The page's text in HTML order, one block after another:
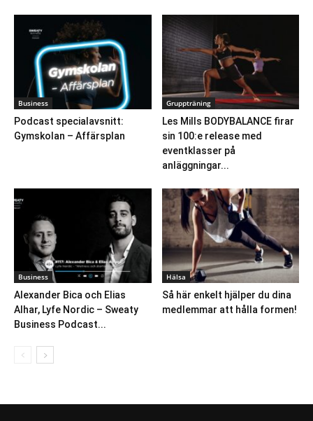
Business
Podcast specialavsnitt:
Gymskolan – Affärsplan
Gruppträning
Les Mills BODYBALANCE firar
sin 100:e release med
eventklasser på
anläggningar...
Business
Alexander Bica och Elias
Alhar, Lyfe Nordic – Sweaty
Business Podcast...
Hälsa
Så här enkelt hjälper du dina
medlemmar att hålla formen!